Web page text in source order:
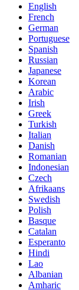
English
French
German
Portuguese
Spanish
Russian
Japanese
Korean
Arabic
Irish
Greek
Turkish
Italian
Danish
Romanian
Indonesian
Czech
Afrikaans
Swedish
Polish
Basque
Catalan
Esperanto
Hindi
Lao
Albanian
Amharic